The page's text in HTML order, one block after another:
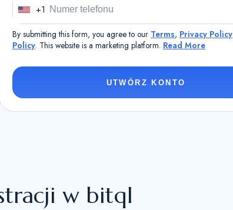
U
n
i
+
+1
By submitting this form, you agree to our Terms, Privacy Policy
Policy. This website is a marketing platform. Read More
UTWÓRZ KONTO
w bitql